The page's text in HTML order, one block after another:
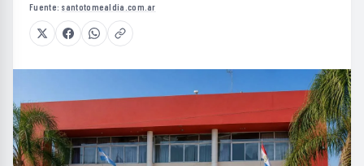
Fuente: santotomealdia.com.ar